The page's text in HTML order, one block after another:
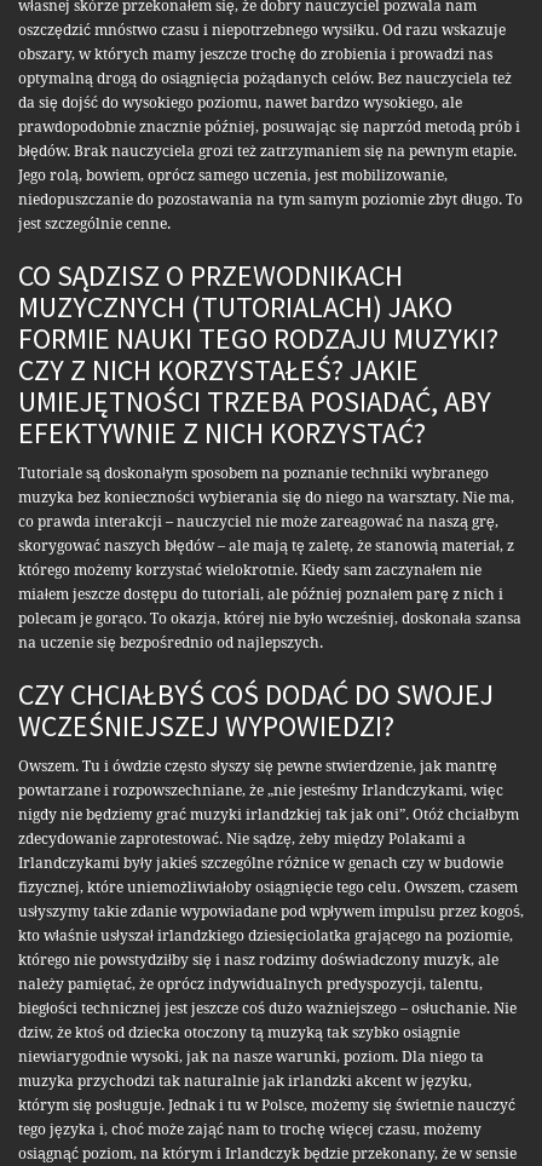
własnej skórze przekonałem się, że dobry nauczyciel pozwala nam
oszczędzić mnóstwo czasu i niepotrzebnego wysiłku. Od razu wskazuje
obszary, w których mamy jeszcze trochę do zrobienia i prowadzi nas
optymalną drogą do osiągnięcia pożądanych celów. Bez nauczyciela też
da się dojść do wysokiego poziomu, nawet bardzo wysokiego, ale
prawdopodobnie znacznie później, posuwając się naprzód metodą prób i
błędów. Brak nauczyciela grozi też zatrzymaniem się na pewnym etapie.
Jego rolą, bowiem, oprócz samego uczenia, jest mobilizowanie,
niedopuszczanie do pozostawania na tym samym poziomie zbyt długo. To
jest szczególnie cenne.
CO SĄDZISZ O PRZEWODNIKACH
MUZYCZNYCH (TUTORIALACH) JAKO
FORMIE NAUKI TEGO RODZAJU MUZYKI?
CZY Z NICH KORZYSTAŁEŚ? JAKIE
UMIEJĘTNOŚCI TRZEBA POSIADAĆ, ABY
EFEKTYWNIE Z NICH KORZYSTAĆ?
Tutoriale są doskonałym sposobem na poznanie techniki wybranego
muzyka bez konieczności wybierania się do niego na warsztaty. Nie ma,
co prawda interakcji – nauczyciel nie może zareagować na naszą grę,
skorygować naszych błędów – ale mają tę zaletę, że stanowią materiał, z
którego możemy korzystać wielokrotnie. Kiedy sam zaczynałem nie
miałem jeszcze dostępu do tutoriali, ale później poznałem parę z nich i
polecam je gorąco. To okazja, której nie było wcześniej, doskonała szansa
na uczenie się bezpośrednio od najlepszych.
CZY CHCIAŁBYŚ COŚ DODAĆ DO SWOJEJ
WCZEŚNIEJSZEJ WYPOWIEDZI?
Owszem. Tu i ówdzie często słyszy się pewne stwierdzenie, jak mantrę
powtarzane i rozpowszechniane, że „nie jesteśmy Irlandczykami, więc
nigdy nie będziemy grać muzyki irlandzkiej tak jak oni”. Otóż chciałbym
zdecydowanie zaprotestować. Nie sądzę, żeby między Polakami a
Irlandczykami były jakieś szczególne różnice w genach czy w budowie
fizycznej, które uniemożliwiałoby osiągnięcie tego celu. Owszem, czasem
usłyszymy takie zdanie wypowiadane pod wpływem impulsu przez kogoś,
kto właśnie usłyszał irlandzkiego dziesięciolatka grającego na poziomie,
którego nie powstydziłby się i nasz rodzimy doświadczony muzyk, ale
należy pamiętać, że oprócz indywidualnych predyspozycji, talentu,
biegłości technicznej jest jeszcze coś dużo ważniejszego – osłuchanie. Nie
dziw, że ktoś od dziecka otoczony tą muzyką tak szybko osiągnie
niewiarygodnie wysoki, jak na nasze warunki, poziom. Dla niego ta
muzyka przychodzi tak naturalnie jak irlandzki akcent w języku,
którym się posługuje. Jednak i tu w Polsce, możemy się świetnie nauczyć
tego języka i, choć może zająć nam to trochę więcej czasu, możemy
osiągnąć poziom, na którym i Irlandczyk będzie przekonany, że w sensie